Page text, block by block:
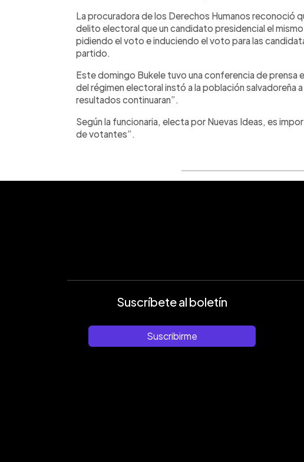
La procuradora de los Derechos Humanos reconoció
delito electoral que un candidato presidencial el
pidiendo el voto e induciendo el voto para las
partido.
Este domingo Bukele tuvo una conferencia de prensa
del régimen electoral instó a la población salvadoreña
resultados continuaran”.
Según la funcionaria, electa por Nuevas Ideas, es
de votantes”.
Suscríbete al boletín
Suscribirme